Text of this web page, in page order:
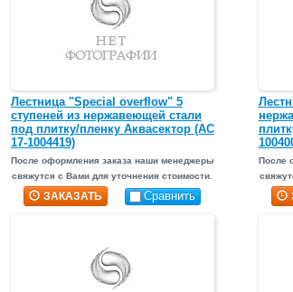
Лестница "Special overflow" 5
ступеней из нержавеющей стали
под плитку/пленку Аквасектор (АС
17-1004419)
После оформления заказа наши менеджеры
свяжутся с Вами для уточнения стоимости.
ЗАКАЗАТЬ Сравнить
После